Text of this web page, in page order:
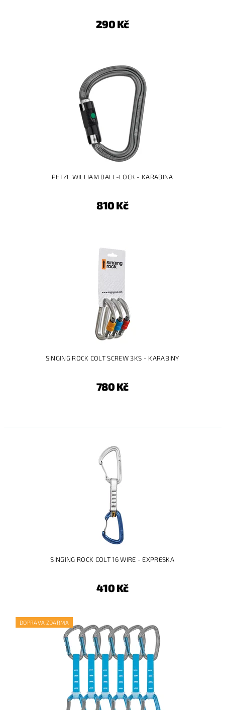
290 Kč
PETZL WILLIAM BALL-LOCK - KARABINA
810 Kč
SINGING ROCK COLT SCREW 3KS - KARABINY
780 Kč
SINGING ROCK COLT 16 WIRE - EXPRESKA
410 Kč
DOPRAVA ZDARMA